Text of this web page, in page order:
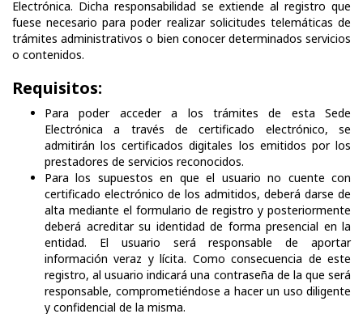
Electrónica. Dicha responsabilidad se extiende al registro que
fuese necesario para poder realizar solicitudes telemáticas de
trámites administrativos o bien conocer determinados servicios
o contenidos.
Requisitos:
Para poder acceder a los trámites de esta Sede
Electrónica a través de certificado electrónico, se
admitirán los certificados digitales los emitidos por los
prestadores de servicios reconocidos.
Para los supuestos en que el usuario no cuente con
certificado electrónico de los admitidos, deberá darse de
alta mediante el formulario de registro y posteriormente
deberá acreditar su identidad de forma presencial en la
entidad. El usuario será responsable de aportar
información veraz y lícita. Como consecuencia de este
registro, al usuario indicará una contraseña de la que será
responsable, comprometiéndose a hacer un uso diligente
y confidencial de la misma.